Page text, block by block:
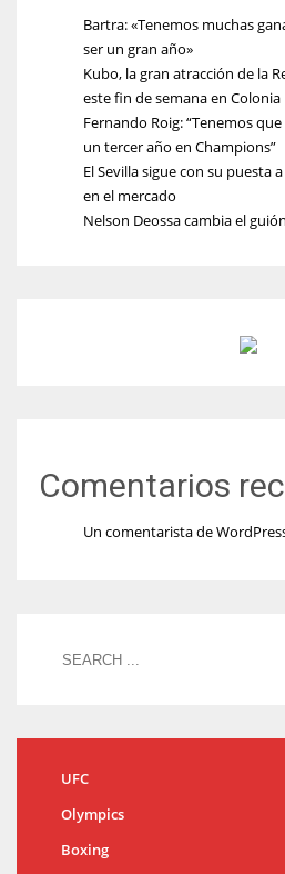
Bartra: «Tenemos muchas
ser un gran año»
Kubo, la gran atracción de la
este fin de semana en Colonia
Fernando Roig: “Tenemos
un tercer año en Champions”
El Sevilla sigue con su puesta
en el mercado
Nelson Deossa cambia el guión
Comentarios
Un comentarista de
UFC
Olympics
Boxing